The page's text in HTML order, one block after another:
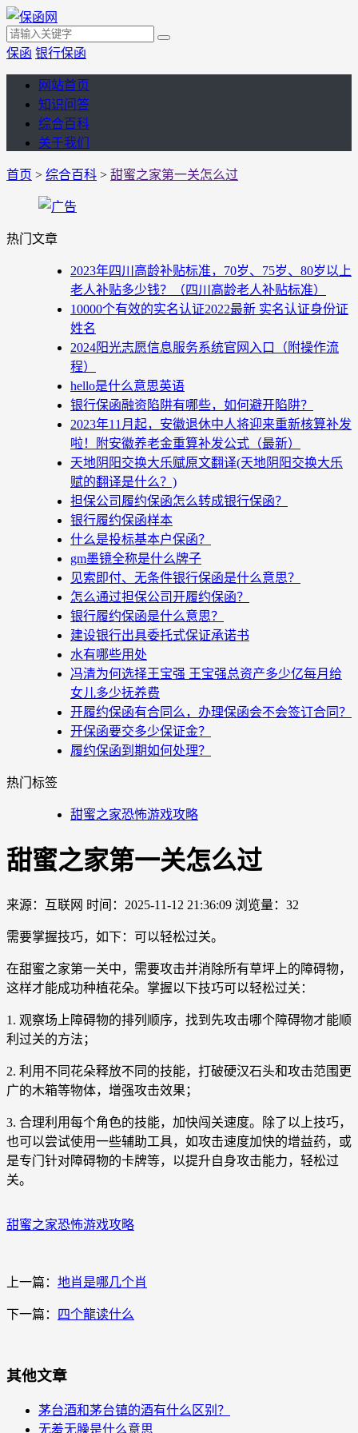
保函 银行保函
网站首页
知识问答
综合百科
关于我们
首页 > 综合百科 > 甜蜜之家第一关怎么过
热门文章
2023年四川高龄补贴标准，70岁、75岁、80岁以上
老人补贴多少钱？（四川高龄老人补贴标准）
10000个有效的实名认证2022最新 实名认证身份证
姓名
2024阳光志愿信息服务系统官网入口（附操作流
程）
hello是什么意思英语
银行保函融资陷阱有哪些，如何避开陷阱？
2023年11月起，安徽退休中人将迎来重新核算补发
啦！附安徽养老金重算补发公式（最新）
天地阴阳交换大乐赋原文翻译(天地阴阳交换大乐
赋的翻译是什么？)
担保公司履约保函怎么转成银行保函？
银行履约保函样本
什么是投标基本户保函？
gm墨镜全称是什么牌子
见索即付、无条件银行保函是什么意思？
怎么通过担保公司开履约保函？
银行履约保函是什么意思？
建设银行出具委托式保证承诺书
水有哪些用处
冯清为何选择王宝强 王宝强总资产多少亿每月给
女儿多少抚养费
开履约保函有合同么，办理保函会不会签订合同？
开保函要交多少保证金？
履约保函到期如何处理？
热门标签
甜蜜之家恐怖游戏攻略
甜蜜之家第一关怎么过
来源：互联网 时间：2025-11-12 21:36:09 浏览量：32
需要掌握技巧，如下：可以轻松过关。
在甜蜜之家第一关中，需要攻击并消除所有草坪上的障碍物，
这样才能成功种植花朵。掌握以下技巧可以轻松过关：
1. 观察场上障碍物的排列顺序，找到先攻击哪个障碍物才能顺
利过关的方法；
2. 利用不同花朵释放不同的技能，打破硬汉石头和攻击范围更
广的木箱等物体，增强攻击效果；
3. 合理利用每个角色的技能，加快闯关速度。除了以上技巧，
也可以尝试使用一些辅助工具，如攻击速度加快的增益药，或
是专门针对障碍物的卡牌等，以提升自身攻击能力，轻松过
关。
甜蜜之家恐怖游戏攻略
上一篇： 地肖是哪几个肖
下一篇： 四个龍读什么
其他文章
茅台酒和茅台镇的酒有什么区别？
无羞无臊是什么意思